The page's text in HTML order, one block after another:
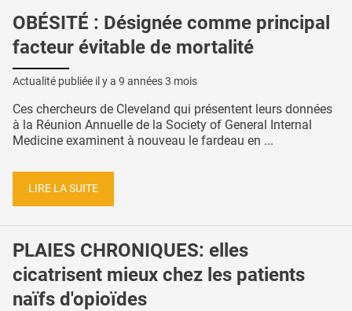
OBÉSITÉ : Désignée comme principal
facteur évitable de mortalité
Actualité publiée il y a 9 années 3 mois
Ces chercheurs de Cleveland qui présentent leurs données
à la Réunion Annuelle de la Society of General Internal
Medicine examinent à nouveau le fardeau en ...
LIRE LA SUITE
PLAIES CHRONIQUES: elles
cicatrisent mieux chez les patients
naïfs d'opioïdes